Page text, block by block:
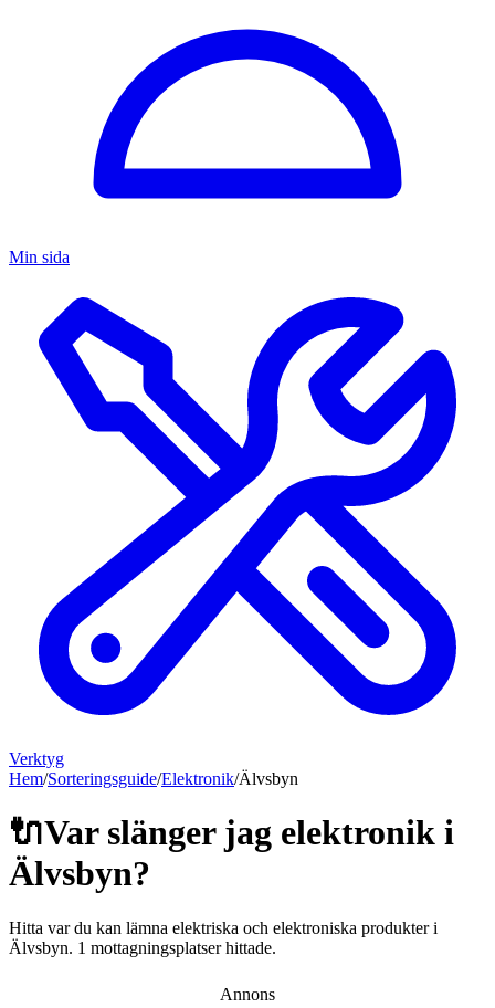
Min sida
Verktyg
Hem/Sorteringsguide/Elektronik/Älvsbyn
🔌Var slänger jag elektronik i
Älvsbyn?
Hitta var du kan lämna elektriska och elektroniska produkteri
Älvsbyn. 1 mottagningsplatser hittade.
Annons